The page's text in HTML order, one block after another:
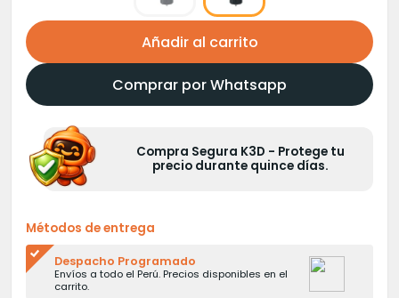
Añadir al carrito
Comprar por Whatsapp
Compra Segura K3D - Protege tu
precio durante quince días.
Métodos de entrega
Despacho Programado
Envíos a todo el Perú. Precios disponibles en el
carrito.